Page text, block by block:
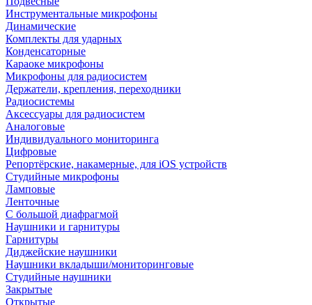
Инструментальные микрофоны
Динамические
Комплекты для ударных
Конденсаторные
Караоке микрофоны
Микрофоны для радиосистем
Держатели, крепления, переходники
Радиосистемы
Аксессуары для радиосистем
Аналоговые
Индивидуального мониторинга
Цифровые
Репортёрские, накамерные, для iOS устройств
Студийные микрофоны
Ламповые
Ленточные
С большой диафрагмой
Наушники и гарнитуры
Гарнитуры
Диджейские наушники
Наушники вкладыши/мониторинговые
Студийные наушники
Закрытые
Открытые